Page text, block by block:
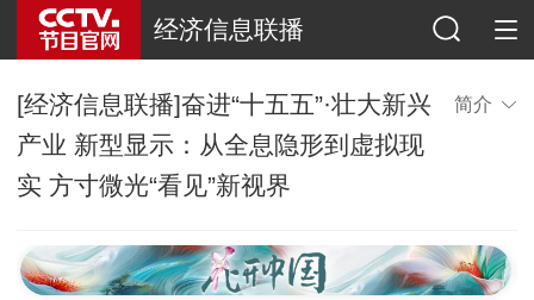
经济信息联播
[经济信息联播]奋进“十五五”·壮大新兴
产业 新型显示：从全息隐形到虚拟现
实 方寸微光“看见”新视界
简介